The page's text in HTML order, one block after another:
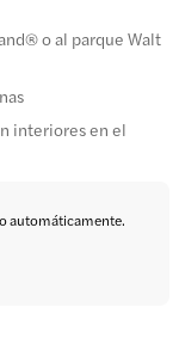
o al parque Walt
interiores en el
automáticamente.